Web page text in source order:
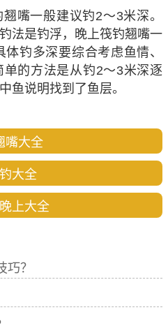
翘嘴一般建议钓2～3米深。
法是钓浮，晚上筏钓翘嘴一
钓多深要综合考虑鱼情、
的方法是从钓2～3米深逐
鱼说明找到了鱼层。
嘴大全
大全
上大全
？